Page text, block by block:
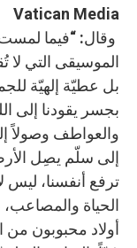
Vatican Media
وقال: “فيما لمست
الموسيقى التي
بل عطيّة إلهيّة
بجسر يقودنا إلى
والعواطف وصولاً
إلى سلّم يصِل
ترفع أنفسنا، ليس
الحياة والمصاعب،
أولاد محبوبون من